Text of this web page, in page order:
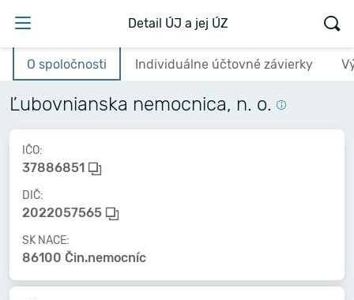
Detail ÚJ a jej ÚZ
O spoločnosti Individuálne účtovné závierky
Ľubovnianska nemocnica, n. o.
IČO:
37886851
DIČ:
2022057565
SK NACE:
86100 Čin.nemocníc